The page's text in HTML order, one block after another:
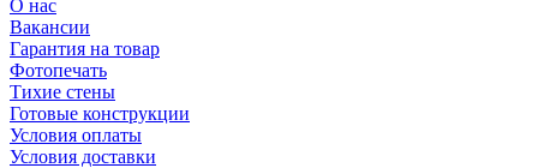
О нас
Вакансии
Гарантия на товар
Фотопечать
Тихие стены
Готовые конструкции
Условия оплаты
Условия доставки